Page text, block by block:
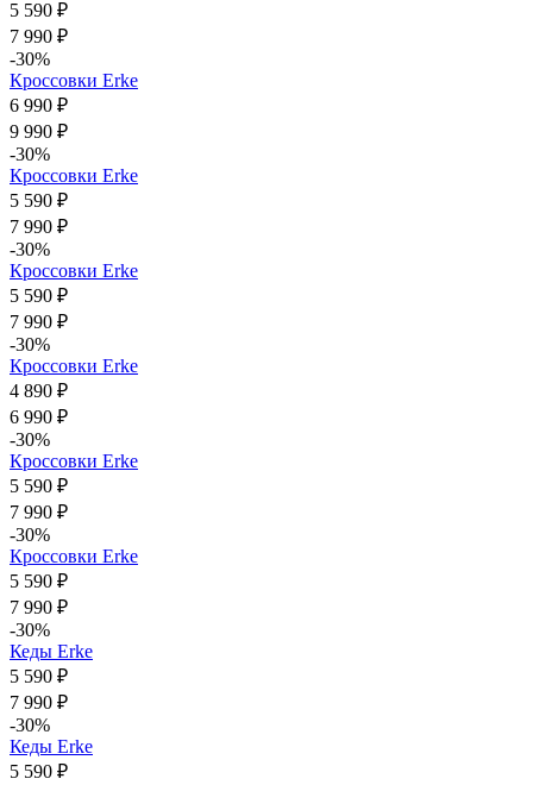
5 590 ₽
7 990 ₽
-30%
Кроссовки Erke
6 990 ₽
9 990 ₽
-30%
Кроссовки Erke
5 590 ₽
7 990 ₽
-30%
Кроссовки Erke
5 590 ₽
7 990 ₽
-30%
Кроссовки Erke
4 890 ₽
6 990 ₽
-30%
Кроссовки Erke
5 590 ₽
7 990 ₽
-30%
Кроссовки Erke
5 590 ₽
7 990 ₽
-30%
Кеды Erke
5 590 ₽
7 990 ₽
-30%
Кеды Erke
5 590 ₽